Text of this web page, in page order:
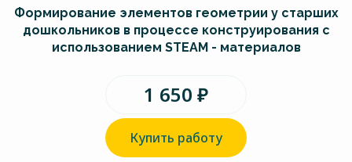
Формирование элементов геометрии у старших
дошкольников в процессе конструирования с
использованием STEAM - материалов
1 650 ₽
Купить работу